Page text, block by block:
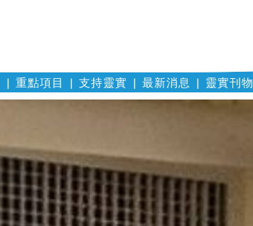
重點項目 支持靈實 最新消息 靈實刊物